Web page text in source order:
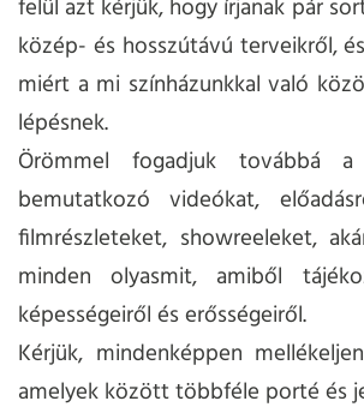
felül azt kérjük, hogy írjanak pár
közép- és hosszútávú terveikről,
miért a mi színházunkkal való
lépésnek.
Örömmel fogadjuk továbbá
bemutatkozó videókat,
filmrészleteket, showreeleket,
minden olyasmit, amiből
képességeiről és erősségeiről.
Kérjük, mindenképpen
amelyek között többféle porté és